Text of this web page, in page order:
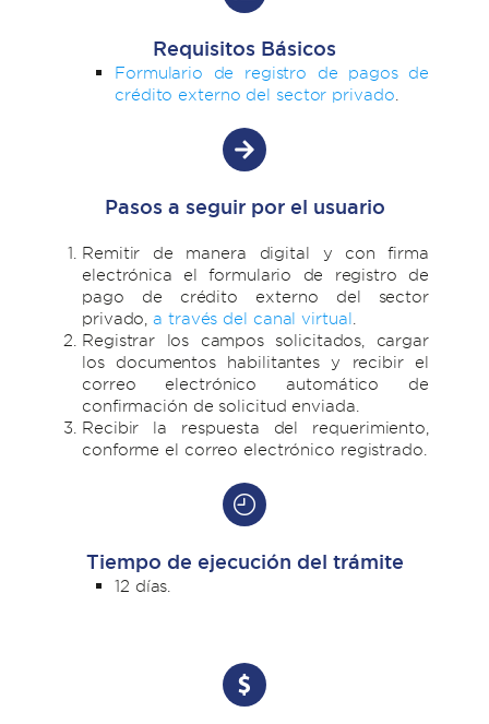
Requisitos Básicos
Formulario de registro de pagos de
crédito externo del sector privado.
Pasos a seguir por el usuario
Remitir de manera digital y con firma
electrónica el formulario de registro de
pago de crédito externo del sector
privado,a través del canal virtual.
Registrar los campos solicitados, cargar
los documentos habilitantes y recibir el
correo electrónico automático de
confirmación de solicitud enviada.
Recibir la respuesta del requerimiento,
conforme el correo electrónico registrado.
Tiempo de ejecución del trámite
12 días.